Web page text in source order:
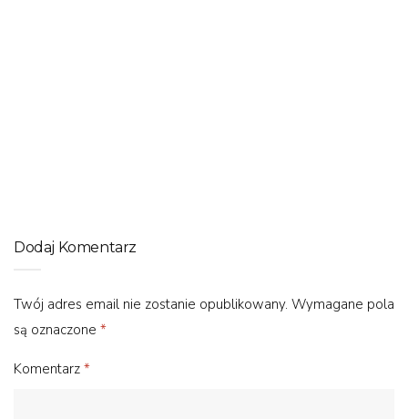
Dodaj Komentarz
Twój adres email nie zostanie opublikowany. Wymagane pola
są oznaczone *
Komentarz *